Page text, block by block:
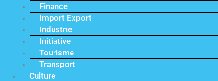
Finance
Import Export
Industrie
Initiative
Tourisme
Transport
Culture